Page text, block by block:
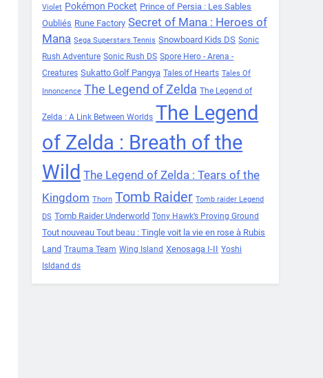
Violet Pokémon Pocket Prince of Persia : Les Sables
Oubliés Rune Factory Secret of Mana : Heroes of
Mana Sega Superstars Tennis Snowboard Kids DS Sonic
Rush Adventure Sonic Rush DS Spore Hero - Arena -
Creatures Sukatto Golf Pangya Tales of Hearts Tales Of
Innoncence The Legend of Zelda The Legend of
Zelda : A Link Between Worlds The Legend
of Zelda : Breath of the
Wild The Legend of Zelda : Tears of the
Kingdom Thorn Tomb Raider Tomb raider Legend
DS Tomb Raider Underworld Tony Hawk’s Proving Ground
Tout nouveau Tout beau : Tingle voit la vie en rose à Rubis
Land Trauma Team Wing Island Xenosaga I-II Yoshi
Isldand ds